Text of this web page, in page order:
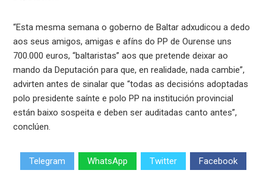
“Esta mesma semana o goberno de Baltar adxudicou a dedo
aos seus amigos, amigas e afíns do PP de Ourense uns
700.000 euros, “baltaristas” aos que pretende deixar ao
mando da Deputación para que, en realidade, nada cambie”,
advirten antes de sinalar que “todas as decisións adoptadas
polo presidente saínte e polo PP na institución provincial
están baixo sospeita e deben ser auditadas canto antes”,
conclúen.
Telegram WhatsApp Twitter Facebook